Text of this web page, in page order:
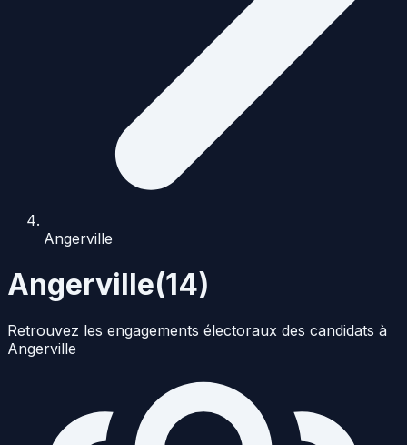
Angerville
Angerville(14)
Retrouvez les engagements électoraux des candidats à
Angerville